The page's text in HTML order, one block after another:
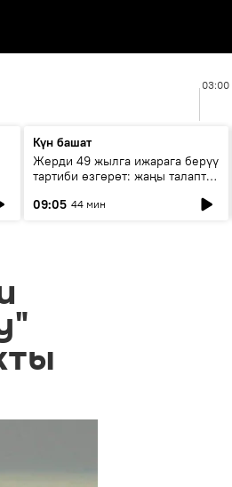
03:00
Күн башат
Жерди 49 жылга ижарага берүү
тартиби өзгөрөт: жаңы талаптар
09:05 44 мин